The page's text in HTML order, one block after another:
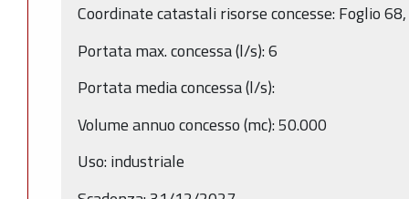
Coordinate catastali risorse concesse: Foglio
Portata max. concessa (l/s): 6
Portata media concessa (l/s):
Volume annuo concesso (mc): 50.000
Uso: industriale